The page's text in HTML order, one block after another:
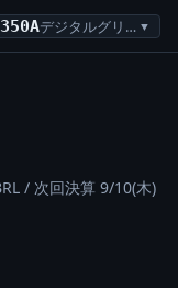
350A デジタルグリッド ▼
/ 次回決算 9/10(木)